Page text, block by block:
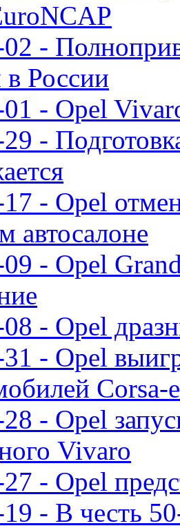
-
в России
- Opel
-
- Opel
автосалоне
- Opel
- Opel
- Opel
Corsa-e
- Opel
Vivaro
- Opel
- В честь